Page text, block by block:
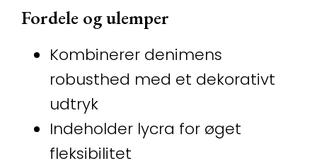
Fordele og ulemper
Kombinerer denimens
robusthed med et dekorativt
udtryk
Indeholder lycra for øget
fleksibilitet